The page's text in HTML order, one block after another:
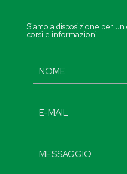
Siamo a disposizione per
corsi e informazioni.